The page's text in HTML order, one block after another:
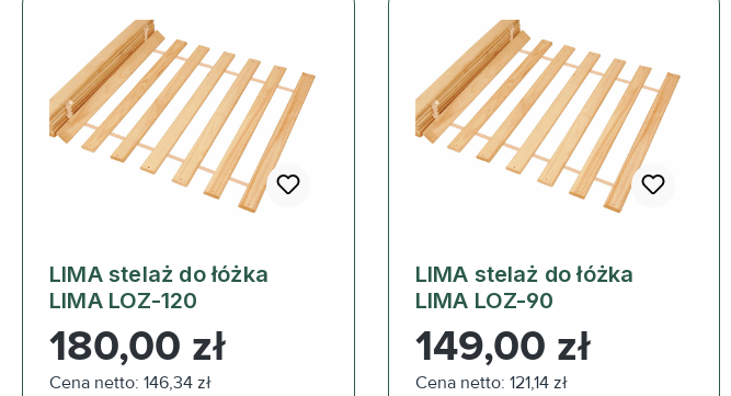
LIMA stelaż do łóżka
LIMA LOZ-120
Cena regularna:
180,00 zł
Cena netto: 146,34 zł
LIMA stelaż do łóżka
LIMA LOZ-90
Cena regularna:
149,00 zł
Cena netto: 121,14 zł